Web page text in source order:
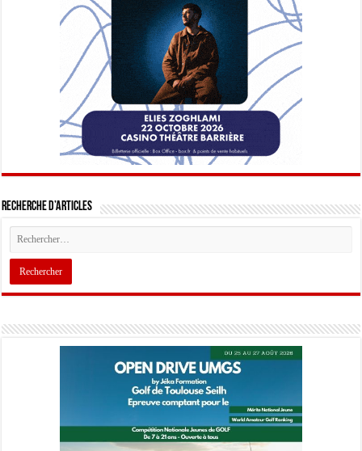
Recherche d’articles